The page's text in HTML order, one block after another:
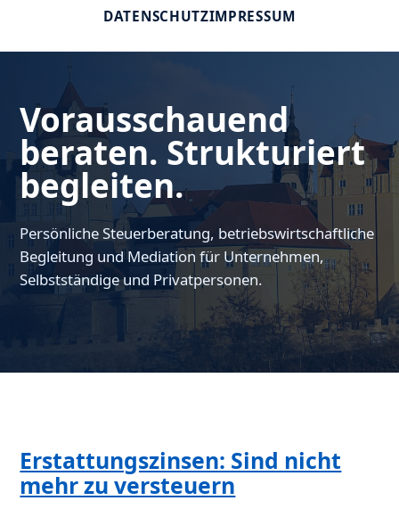
DATENSCHUTZIMPRESSUM
Vorausschauend
beraten. Strukturiert
begleiten.
Persönliche Steuerberatung, betriebswirtschaftliche
Begleitung und Mediation für Unternehmen,
Selbstständige und Privatpersonen.
Erstattungszinsen: Sind nicht
mehr zu versteuern